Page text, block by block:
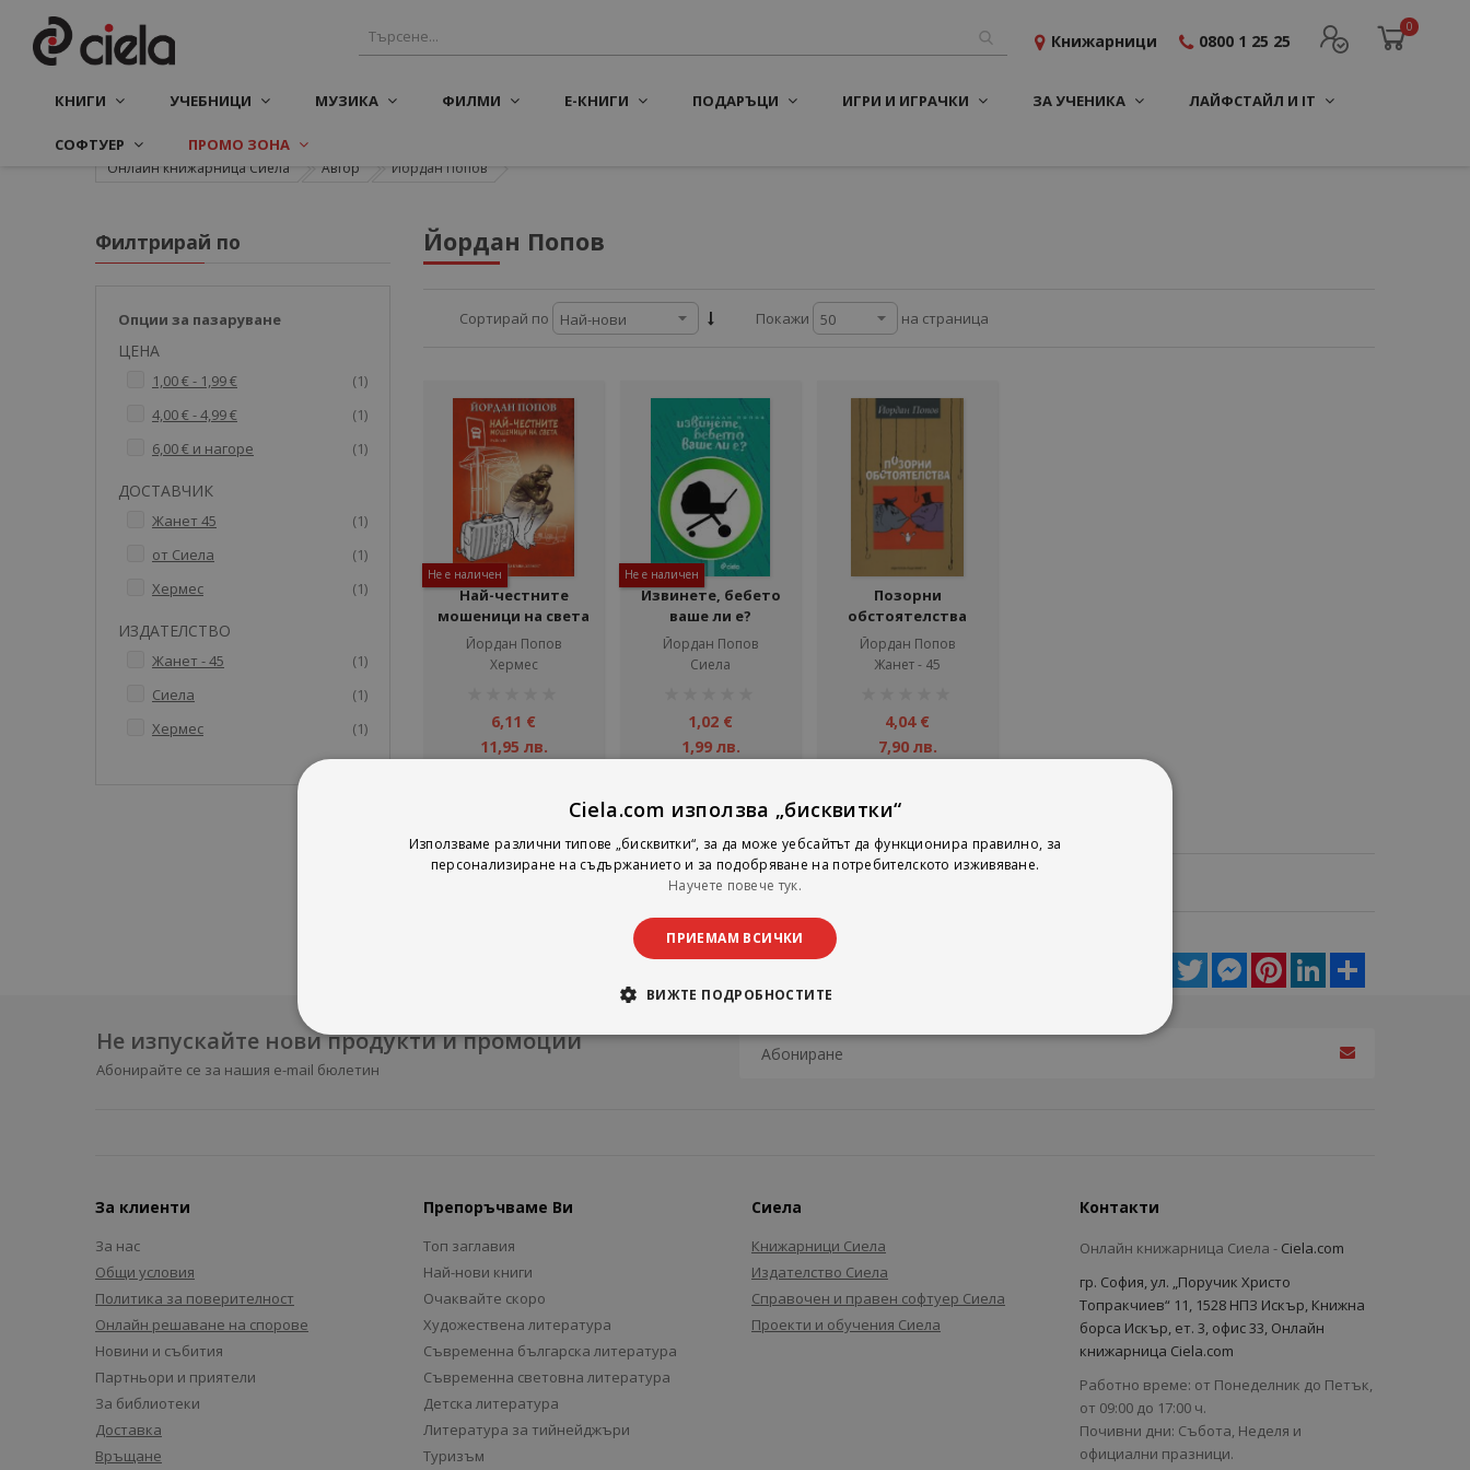
0
Книжарници 0800 1 25 25
КНИГИ УЧЕБНИЦИ МУЗИКА ФИЛМИ Е-КНИГИ ПОДАРЪЦИ ИГРИ И ИГРАЧКИ ЗА УЧЕНИКА ЛАЙФСТАЙЛ И IT
СОФТУЕР ПРОМО ЗОНА
Онлайн книжарница Сиела Автор Йордан Попов
Йордан Попов
Сортирай по Покажи на страница
Не е наличен
Най-честните
мошеници на света
Йордан Попов
Хермес
6,11 €
11,95 лв.
Не е наличен
Извинете, бебето
ваше ли е?
Йордан Попов
Сиела
1,02 €
1,99 лв.
Позорни
обстоятелства
Йордан Попов
Жанет - 45
4,04 €
7,90 лв.
Покажи
Facebook
Twitter MessengerPinterestLinkedIn
Филтрирай по
Опции за пазаруване
ЦЕНА
1,00 €- 1,99 € 1артикул
4,00 €-4,99 € 1артикул
6,00 € и нагоре 1артикул
ДОСТАВЧИК
Жанет 45 1артикул
от Сиела
1артикул
Хермес
1артикул
ИЗДАТЕЛСТВО
Жанет - 45 1артикул
Сиела
1артикул
Хермес
1артикул
Не изпускайте нови продукти и промоции
Абонирайте се за нашия e-mail бюлетин
За клиенти
За нас
Общи условия
Политика за поверителност
Онлайн решаване на спорове
Новини и събития
Партньори и приятели
За библиотеки
Доставка
Връщане
Препоръчваме Ви
Топ заглавия
Най-нови книги
Очаквайте скоро
Художествена литература
Съвременна българска литература
Съвременна световна литература
Детска литература
Литература за тийнейджъри
Туризъм
Сиела
Книжарници Сиела
Издателство Сиела
Справочен и правен софтуер Сиела
Проекти и обучения Сиела
Контакти
Онлайн книжарница Сиела - Ciela.com
гр. София, ул. „Поручик Христо
Топракчиев“ 11, 1528 НПЗ Искър, Книжна
борса Искър, ет. 3, офис 33, Онлайн
книжарница Ciela.com
Работно време: от Понеделник до Петък,
от 09:00 до 17:00 ч.
Почивни дни: Събота, Неделя и
официални празници.
Ciela.com използва „бисквитки“
Използваме различни типове „бисквитки“, за да може уебсайтът да функционира правилно, за
персонализиране на съдържанието и за подобряване на потребителското изживяване.
Научете повече тук.
ПРИЕМАМ ВСИЧКИ
ВИЖТЕ ПОДРОБНОСТИТЕ